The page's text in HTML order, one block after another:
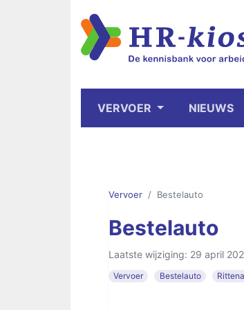
VERVOER NIEUWS
Vervoer Bestelauto
Bestelauto
Laatste wijziging: 29 april
Vervoer Bestelauto